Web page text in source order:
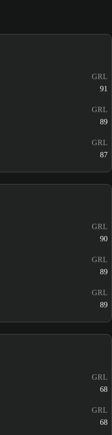
GRL
91
GRL
89
GRL
87
GRL
90
GRL
89
GRL
89
GRL
68
GRL
68